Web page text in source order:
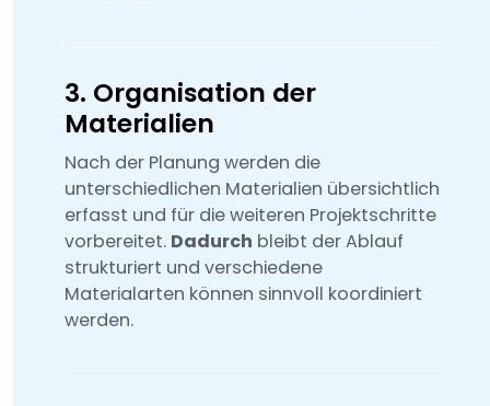
3. Organisation der
Materialien
Nach der Planung werden die
unterschiedlichen Materialien übersichtlich
erfasst und für die weiteren Projektschritte
vorbereitet. Dadurch bleibt der Ablauf
strukturiert und verschiedene
Materialarten können sinnvoll koordiniert
werden.